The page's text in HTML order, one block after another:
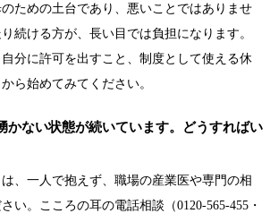
ための土台であり、悪いことではありませ
続ける方が、長い目では負担になります。
自分に許可を出すこと、制度として使える休
ら始めてみてください。
かない状態が続いています。どうすればい
、一人で抱えず、職場の産業医や専門の相
い。こころの耳の電話相談（0120-565-455・